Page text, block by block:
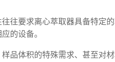
往要求离心萃取器具备特定
的设备。
品体积的特殊需求、甚至对